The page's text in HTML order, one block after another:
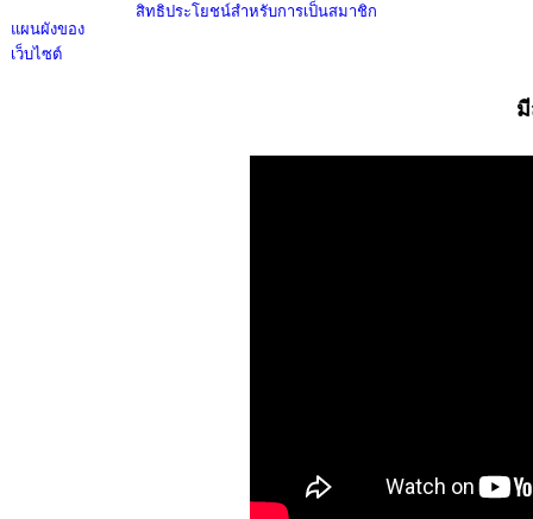
แผนผังของ
เว็บไซต์
สิทธิประโยชน์สำหรับการเป็นสมาชิก